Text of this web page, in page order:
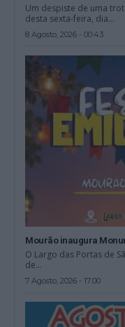
Um despiste de uma
desta sexta-feira, dia...
8 Agosto, 2026 - 00:43
Mourão inaugura
O Largo das Portas de
de...
7 Agosto, 2026 - 17:00